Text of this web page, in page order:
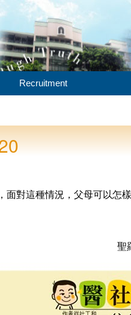
Recruitment
對這種情況，父母可以怎
聖